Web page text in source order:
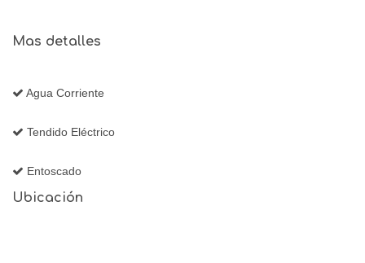
Mas detalles
Agua Corriente
Tendido Eléctrico
Entoscado
Ubicación